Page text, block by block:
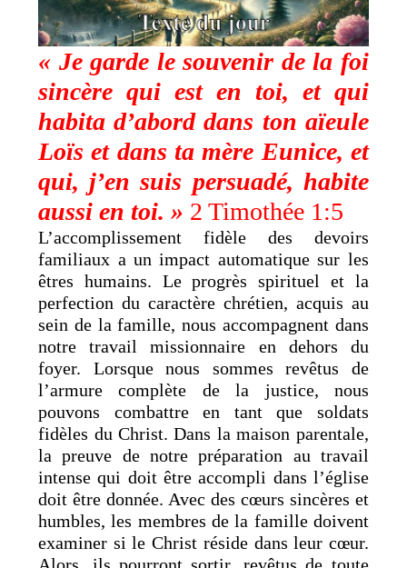
« Je garde le souvenir de la foi
sincère qui est en toi, et qui
habita d’abord dans ton aïeule
Loïs et dans ta mère Eunice, et
qui, j’en suis persuadé, habite
aussi en toi. » 2 Timothée 1:5
L’accomplissement fidèle des devoirs
familiaux a un impact automatique sur les
êtres humains. Le progrès spirituel et la
perfection du caractère chrétien, acquis au
sein de la famille, nous accompagnent dans
notre travail missionnaire en dehors du
foyer. Lorsque nous sommes revêtus de
l’armure complète de la justice, nous
pouvons combattre en tant que soldats
fidèles du Christ. Dans la maison parentale,
la preuve de notre préparation au travail
intense qui doit être accompli dans l’église
doit être donnée. Avec des cœurs sincères et
humbles, les membres de la famille doivent
examiner si le Christ réside dans leur cœur.